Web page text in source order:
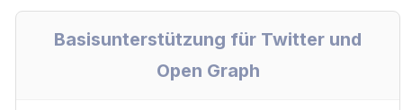
Basisunterstützung für Twitter und
Open Graph